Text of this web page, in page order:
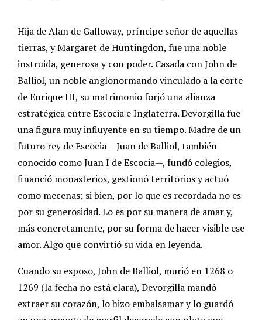
Hija de Alan de Galloway, príncipe señor de aquellas
tierras, y Margaret de Huntingdon, fue una noble
instruida, generosa y con poder. Casada con John de
Balliol, un noble anglonormando vinculado a la corte
de Enrique III, su matrimonio forjó una alianza
estratégica entre Escocia e Inglaterra. Devorgilla fue
una figura muy influyente en su tiempo. Madre de un
futuro rey de Escocia —Juan de Balliol, también
conocido como Juan I de Escocia—, fundó colegios,
financió monasterios, gestionó territorios y actuó
como mecenas; si bien, por lo que es recordada no es
por su generosidad. Lo es por su manera de amar y,
más concretamente, por su forma de hacer visible ese
amor. Algo que convirtió su vida en leyenda.
Cuando su esposo, John de Balliol, murió en 1268 o
1269 (la fecha no está clara), Devorgilla mandó
extraer su corazón, lo hizo embalsamar y lo guardó